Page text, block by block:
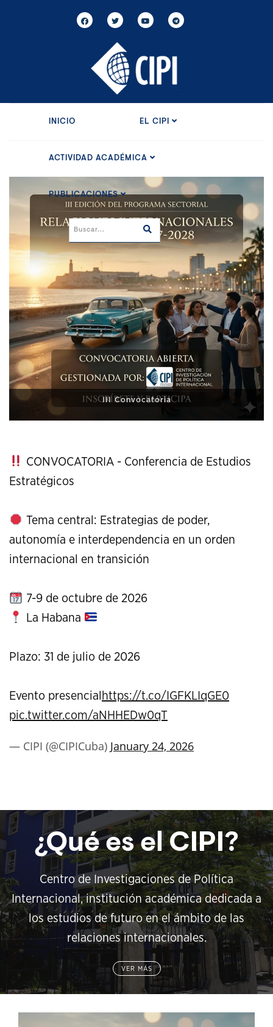
INICIO EL CIPI
ACTIVIDAD ACADÉMICA
PUBLICACIONES
XI Conference on Strategic Studies
CONVOCATORIA - Conferencia de Estudios
Estratégicos
Tema central: Estrategias de poder,
autonomía e interdependencia en un orden
internacional en transición
7-9 de octubre de 2026
La Habana
Plazo: 31 de julio de 2026
Evento presencial https://t.co/IGFKLIqGE0
pic.twitter.com/aNHHEDw0qT
— CIPI (@CIPICuba) January 24, 2026
¿Qué es el CIPI?
Centro de Investigaciones de Política
Internacional, institución académica dedicada a
los estudios de futuro en el ámbito de las
relaciones internacionales.
VER MÁS